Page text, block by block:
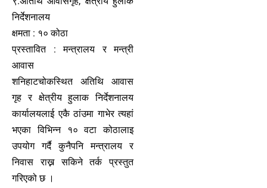
निर्देशनालय
क्षमता : १० कोठा
प्रस्तावित : मन्त्रालय र मन्त्री
आवास
शनिहाटचोकस्थित अतिथि आवास
गृह र क्षेत्रीय हुलाक निर्देशनालय
कार्यालयलाई एकै ठांउमा गाभेर त्यहां
भएका विभिन्न १० वटा कोठालाइ
उपयोग गर्दै कुनैपनि मन्त्रालय र
निवास राख्न सकिने तर्क प्रस्तुत
गरिएको छ ।